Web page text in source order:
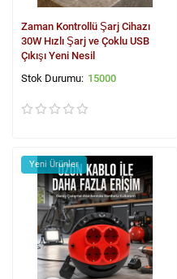
Zaman Kontrollü Şarj Cihazı
30W Hızlı Şarj ve Çoklu USB
Çıkışı Yeni Nesil
15000
Yeni Ürünler